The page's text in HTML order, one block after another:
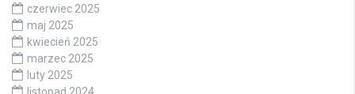
czerwiec 2025
maj 2025
kwiecień 2025
marzec 2025
luty 2025